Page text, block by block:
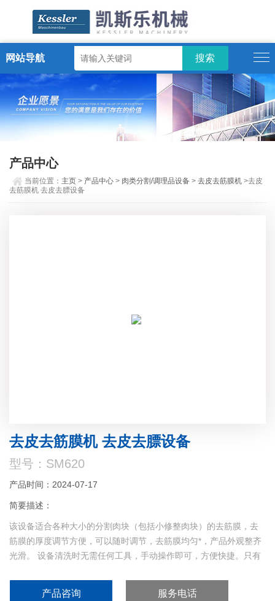
ENGLISH
网站导航
产品中心
当前位置： 主页 > 产品中心 > 肉类分割/调理品设备 >去皮去筋膜机 >去皮
去筋膜机 去皮去膘设备
去皮去筋膜机 去皮去膘设备
型号：SM620
产品时间：2024-07-17
简要描述：
该设备适合各种大小的分割肉块（包括小修整肉块）的去筋膜，去
筋膜的厚度调节方便，可以随时调节，去筋膜均匀*，产品外观整齐
光滑。 设备清洗时无需任何工具，手动操作即可，方便快捷。只有
产品咨询 服务电话